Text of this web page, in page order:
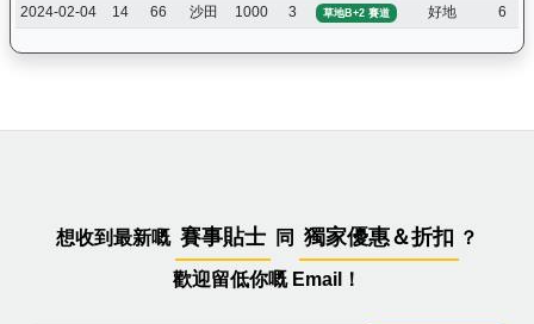
2024-02-04
14 66 沙田 1000 3 草地B+2 賽道 好地 6
想收到最新嘅 賽事貼士 同 獨家優惠＆折扣 ？
歡迎留低你嘅 Email！